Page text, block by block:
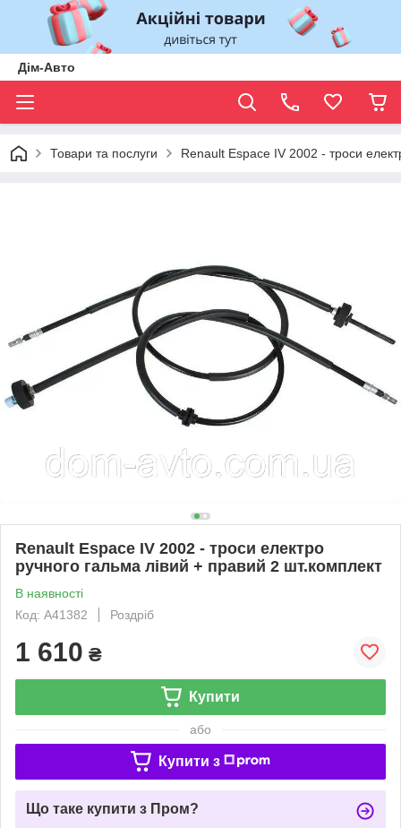
Дім-Авто
Товари та послуги Renault Espace IV 2002 - троси
Renault Espace IV 2002 - троси електро
ручного гальма лівий + правий 2 шт.комплект
В наявності
Код: A41382
Роздріб
1 610 ₴
Купити
або
Купити з
Що таке купити з Пром?